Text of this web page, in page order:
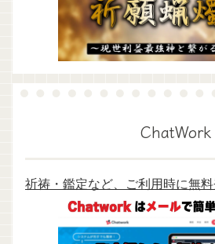
ChatWork
祈祷・鑑定など、ご利用時に無